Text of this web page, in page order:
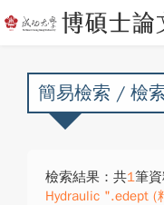
簡易檢索 / 檢
檢索結果：共1筆
Hydraulic ".edept (